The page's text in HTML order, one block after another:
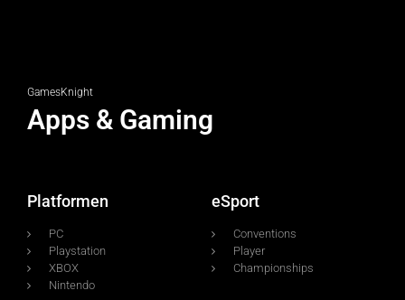
GamesKnight
Apps & Gaming
Platformen
PC
Playstation
XBOX
Nintendo
eSport
Conventions
Player
Championships